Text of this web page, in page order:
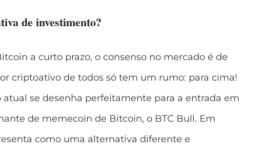
de investimento?
a curto prazo, o consenso no mercado é de
criptoativo de todos só tem um rumo: para cima!
se desenha perfeitamente para a entrada em
de memecoin de Bitcoin, o BTC Bull. Em
como uma alternativa diferente e